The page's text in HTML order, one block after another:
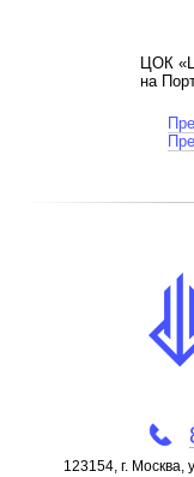
ЦОК
на
123154, г. Москва,